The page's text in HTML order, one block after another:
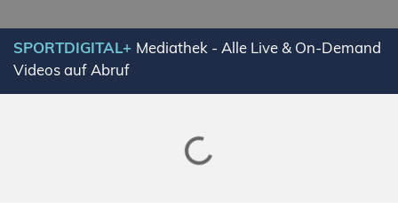
SPORTDIGITAL+ Mediathek - Alle Live & On-Demand
Videos auf Abruf